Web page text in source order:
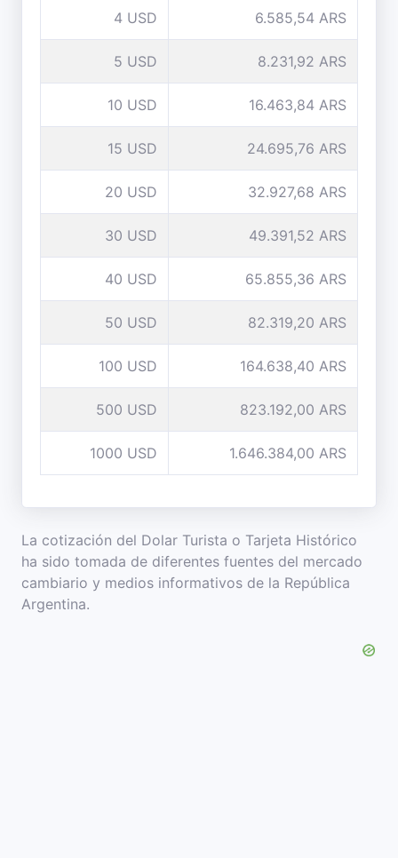
4 USD 6.585,54 ARS
5 USD 8.231,92 ARS
10 USD 16.463,84 ARS
15 USD 24.695,76 ARS
20 USD 32.927,68 ARS
30 USD 49.391,52 ARS
40 USD 65.855,36 ARS
50 USD 82.319,20 ARS
100 USD 164.638,40 ARS
500 USD 823.192,00 ARS
1000 USD 1.646.384,00 ARS
La cotización del Dolar Turista o Tarjeta Histórico
ha sido tomada de diferentes fuentes del mercado
cambiario y medios informativos de la República
Argentina.